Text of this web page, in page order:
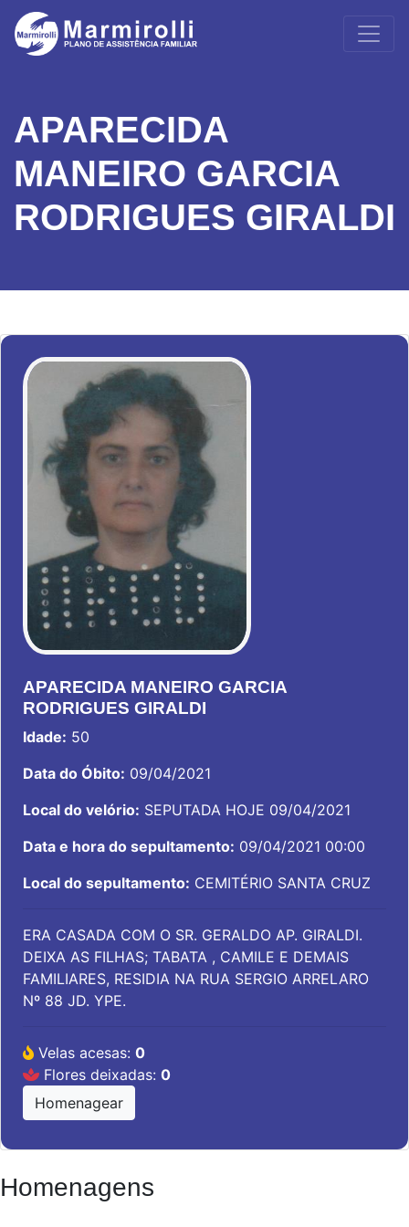
APARECIDA
MANEIRO GARCIA
RODRIGUES GIRALDI
APARECIDA MANEIRO GARCIA
RODRIGUES GIRALDI
Idade: 50
Data do Óbito: 09/04/2021
Local do velório: SEPUTADA HOJE 09/04/2021
Data e hora do sepultamento: 09/04/2021 00:00
Local do sepultamento: CEMITÉRIO SANTA CRUZ
ERA CASADA COM O SR. GERALDO AP. GIRALDI.
DEIXA AS FILHAS; TABATA , CAMILE E DEMAIS
FAMILIARES, RESIDIA NA RUA SERGIO ARRELARO
Nº 88 JD. YPE.
Velas acesas: 0
Flores deixadas: 0
Homenagear
Homenagens